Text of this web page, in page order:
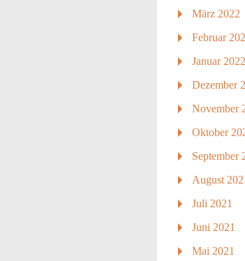
März 2022
Februar
Januar 2022
Dezember
November
Oktober
September
August
Juli 2021
Juni 2021
Mai 2021